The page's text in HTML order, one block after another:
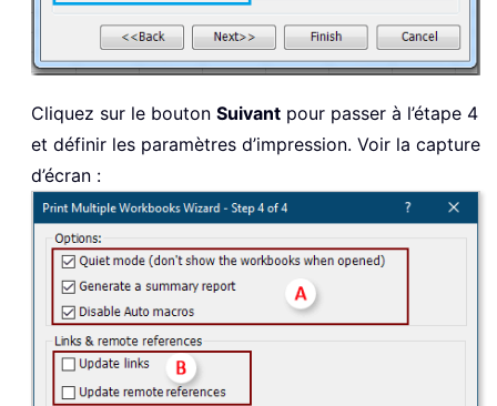
Cliquez sur le bouton Suivant pour passer à l’étape 4
et définir les paramètres d’impression. Voir la capture
d’écran :